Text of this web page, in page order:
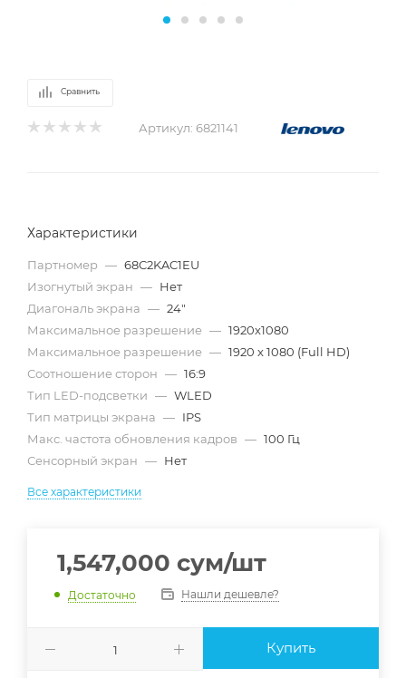
Сравнить
Артикул: 6821141
Характеристики
Партномер — 68C2KAC1EU
Изогнутый экран — Нет
Диагональ экрана — 24"
Максимальное разрешение — 1920x1080
Максимальное разрешение — 1920 x 1080 (Full HD)
Соотношение сторон — 16:9
Тип LED-подсветки — WLED
Тип матрицы экрана — IPS
Макс. частота обновления кадров — 100 Гц
Сенсорный экран — Нет
Все характеристики
1,547,000 сум/шт
Достаточно Нашли дешевле?
Купить